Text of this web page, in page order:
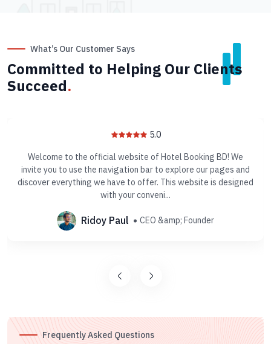
What’s Our Customer Says
Committed to Helping Our Clients
Succeed.
5.0
Welcome to the official website of Hotel Booking BD! We
invite you to use the navigation bar to explore our pages and
discover everything we have to offer. This website is designed
with your conveni...
Ridoy Paul CEO &amp; Founder
Frequently Asked Questions